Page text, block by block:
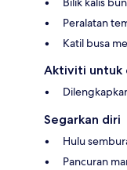
Peralatan
Katil busa
Aktiviti untuk
Segarkan diri
Hulu
Pancuran